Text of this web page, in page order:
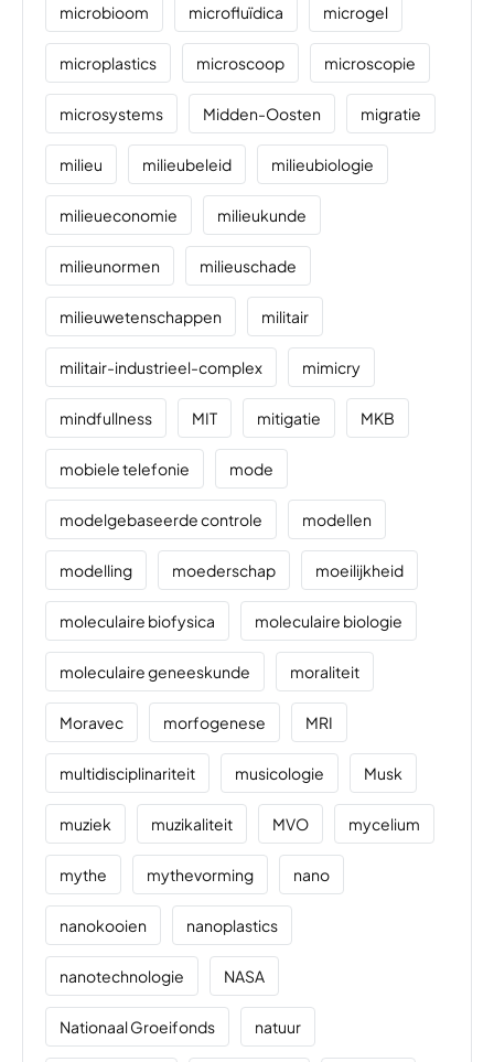
microbioom microfluïdica microgel
microplastics microscoop microscopie
microsystems Midden-Oosten migratie
milieu milieubeleid milieubiologie
milieueconomie milieukunde
milieunormen milieuschade
milieuwetenschappen militair
militair-industrieel-complex mimicry
mindfullness MIT mitigatie MKB
mobiele telefonie mode
modelgebaseerde controle modellen
modelling moederschap moeilijkheid
moleculaire biofysica moleculaire biologie
moleculaire geneeskunde moraliteit
Moravec morfogenese MRI
multidisciplinariteit musicologie Musk
muziek muzikaliteit MVO mycelium
mythe mythevorming nano
nanokooien nanoplastics
nanotechnologie NASA
Nationaal Groeifonds natuur